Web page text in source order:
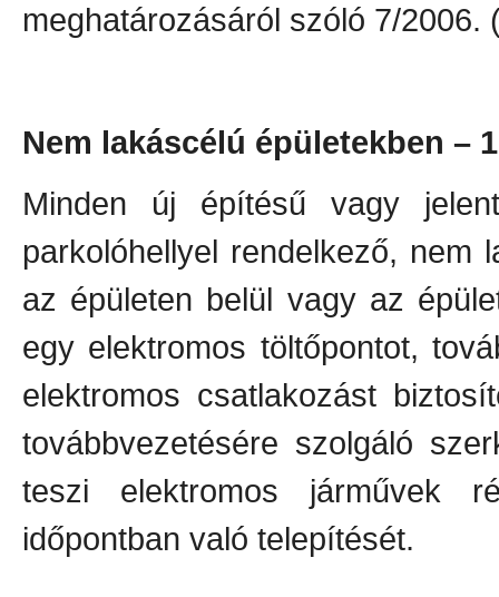
meghatározásáról szóló 7/2006.
Nem lakáscélú épületekben –
Minden új építésű vagy
parkolóhellyel rendelkező, nem
az épületen belül vagy az
egy elektromos töltőpontot,
elektromos csatlakozást
továbbvezetésére szolgáló
teszi elektromos járművek
időpontban való telepítését.